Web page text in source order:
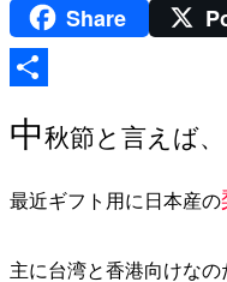
BloggerShare
有
中秋節と言えば、
最近ギフト用に日本産の
主に台湾と香港向けなの